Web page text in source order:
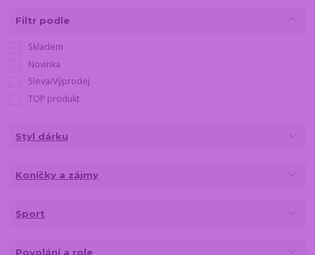
Filtr podle
Skladem
Novinka
Sleva/Výprodej
TOP produkt
Styl dárku
Koníčky a zájmy
Sport
Povolání a role